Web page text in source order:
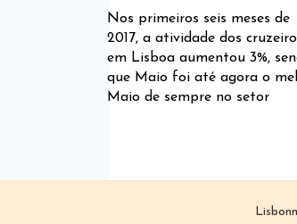
Nos primeiros seis meses de
2017, a atividade dos
em Lisboa aumentou 3%,
que Maio foi até agora o
Maio de sempre no setor